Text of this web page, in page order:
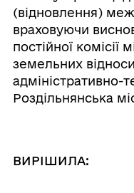
(відновлення)
враховуючи
постійної комісії
земельних
адміністративно-
Роздільнянська
ВИРІШИЛА: